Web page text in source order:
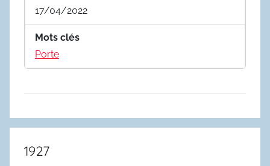
17/04/2022
Mots clés
Porte
1927